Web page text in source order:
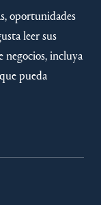
oportunidades
leer sus
negocios, incluya
pueda